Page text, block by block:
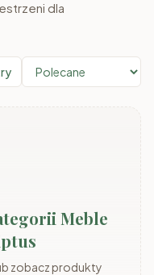
dla
Meble
zobacz produkty